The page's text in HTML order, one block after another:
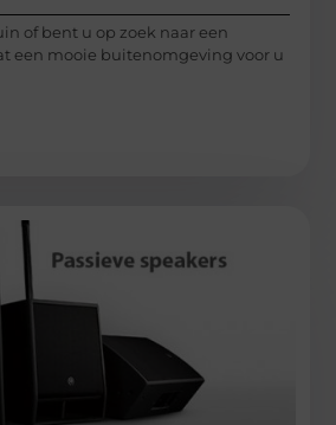
of bent u op zoek naar een
een mooie buitenomgeving voor u